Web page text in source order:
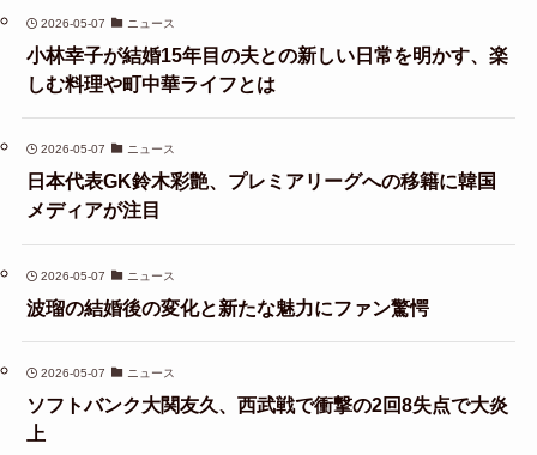
2026-05-07 ニュース
小林幸子が結婚15年目の夫との新しい日常を明かす、楽
しむ料理や町中華ライフとは
2026-05-07 ニュース
日本代表GK鈴木彩艶、プレミアリーグへの移籍に韓国
メディアが注目
2026-05-07 ニュース
波瑠の結婚後の変化と新たな魅力にファン驚愕
2026-05-07 ニュース
ソフトバンク大関友久、西武戦で衝撃の2回8失点で大炎
上